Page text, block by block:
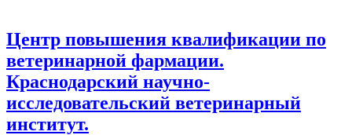
Центр повышения квалификации по
ветеринарной фармации.
Краснодарский научно-
исследовательский ветеринарный
институт.